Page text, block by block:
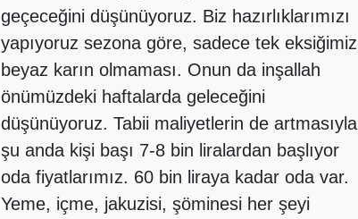
geçeceğini düşünüyoruz. Biz hazırlıklarımızı
yapıyoruz sezona göre, sadece tek eksiğimiz
beyaz karın olmaması. Onun da inşallah
önümüzdeki haftalarda geleceğini
düşünüyoruz. Tabii maliyetlerin de artmasıyla
şu anda kişi başı 7-8 bin liralardan başlıyor
oda fiyatlarımız. 60 bin liraya kadar oda var.
Yeme, içme, jakuzisi, şöminesi her şeyi